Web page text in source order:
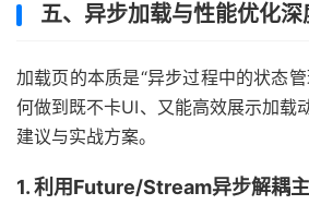
五、异步加载与性能优化深
加载页的本质是“异步过程中的状态
何做到既不卡UI、又能高效展示加载
建议与实战方案。
1. 利用Future/Stream异步解耦